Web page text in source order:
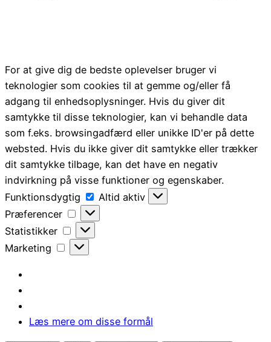
For at give dig de bedste oplevelser bruger vi
teknologier som cookies til at gemme og/eller få
adgang til enhedsoplysninger. Hvis du giver dit
samtykke til disse teknologier, kan vi behandle data
som f.eks. browsingadfærd eller unikke ID'er på dette
websted. Hvis du ikke giver dit samtykke eller trækker
dit samtykke tilbage, kan det have en negativ
indvirkning på visse funktioner og egenskaber.
Funktionsdygtig
Funktionsdygtig
Altid aktiv
Præferencer
Præferencer
Statistikker
Statistikker
Marketing
Marketing
Læs mere om disse formål